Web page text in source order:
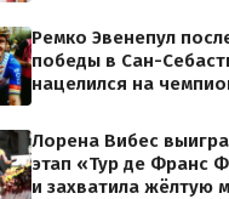
Ремко Эвенепул
победы в Сан-
нацелился на
Лорена Вибес
этап «Тур де Франс
и захватила жёлтую